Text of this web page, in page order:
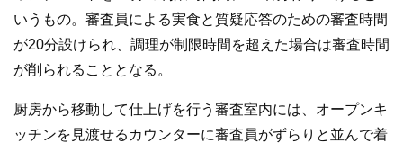
いうもの。審査員による実食と質疑応答のための審査時間
が20分設けられ、調理が制限時間を超えた場合は審査時間
が削られることとなる。
厨房から移動して仕上げを行う審査室内には、オープンキ
ッチンを見渡せるカウンターに審査員がずらりと並んで着